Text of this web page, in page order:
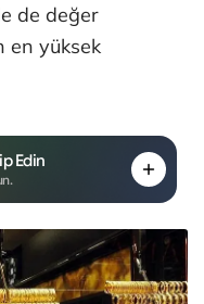
de değer
en yüksek
Edin